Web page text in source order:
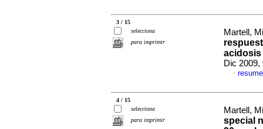
3 / 15
selecciona
para imprimir
Martell,
acidosis
Dic 2009,
·
4 / 15
selecciona
para imprimir
Martell,
special